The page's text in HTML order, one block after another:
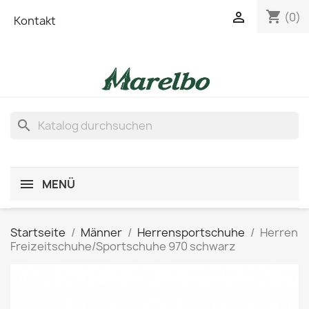
Kontakt shopping_cart (0)

search
MENÜ
Startseite Männer Herrensportschuhe
Herren
Freizeitschuhe/Sportschuhe 970 schwarz